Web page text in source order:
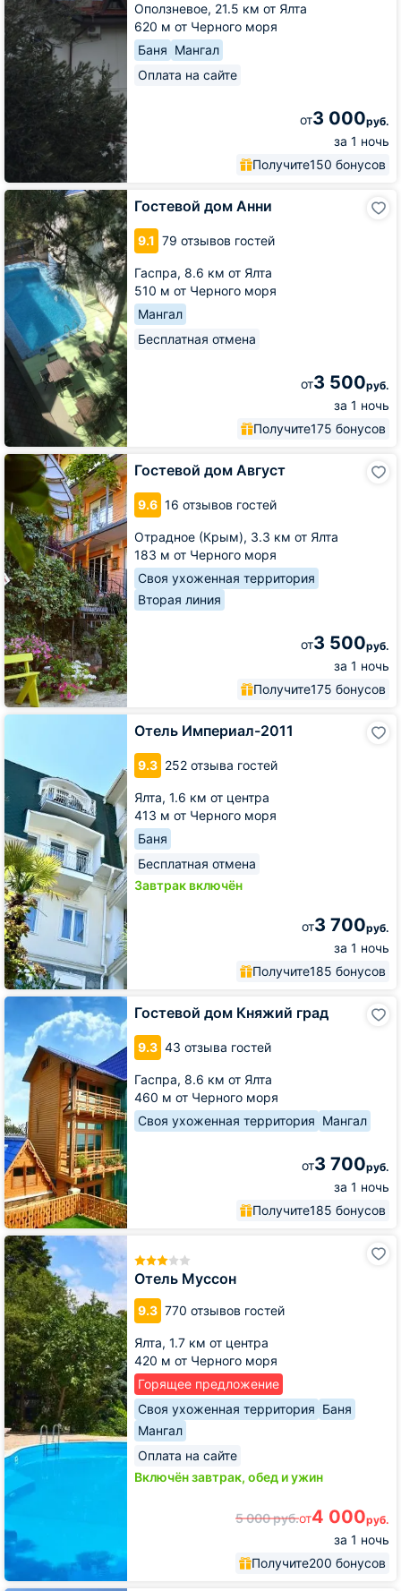
Оползневое, 21.5 км от Ялта
620 м от Черного моря
Баня Мангал
Оплата на сайте
от3 000руб.
за 1 ночь
Получите150 бонусов
Гостевой дом Анни
9.1 79 отзывов гостей
Гаспра, 8.6 км от Ялта
510 м от Черного моря
Мангал
Бесплатная отмена
от3 500руб.
за 1 ночь
Получите175 бонусов
Гостевой
дом
Анни
Гостевой дом Август
9.6 16 отзывов гостей
Отрадное (Крым), 3.3 км от Ялта
183 м от Черного моря
Своя ухоженная территория
Вторая линия
от3 500руб.
за 1 ночь
Получите175 бонусов
Гостевой
Август
Отель Империал-2011
9.3 252 отзыва гостей
Ялта, 1.6 км от центра
413 м от Черного моря
Баня
Бесплатная отмена
Завтрак включён
от3 700руб.
за 1 ночь
Получите185 бонусов
Отель
Гостевой дом Княжий град
9.3 43 отзыва гостей
Гаспра, 8.6 км от Ялта
460 м от Черного моря
Своя ухоженная территория Мангал
от3 700руб.
за 1 ночь
Получите185 бонусов
Гостевой
дом
Княжий
град
Отель Муссон
9.3 770 отзывов гостей
Ялта, 1.7 км от центра
420 м от Черного моря
Горящее предложение
Своя ухоженная территория Баня
Мангал
Оплата на сайте
Включён завтрак, обед и ужин
5 000руб.от4 000руб.
за 1 ночь
Получите200 бонусов
Отель
Муссон